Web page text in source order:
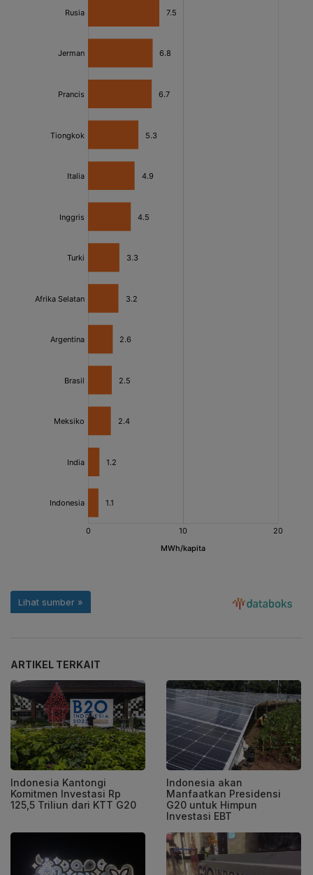
ARTIKEL TERKAIT
Indonesia Kantongi
Komitmen Investasi Rp
125,5 Triliun dari KTT G20
Indonesia akan
Manfaatkan Presidensi
G20 untuk Himpun
Investasi EBT